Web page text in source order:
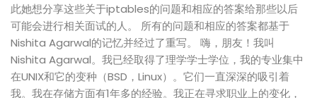
此她想分享这些关于iptables的问题和相应的答案给那些以后
可能会进行相关面试的人。 所有的问题和相应的答案都基于
Nishita Agarwal的记忆并经过了重写。 嗨，朋友！我叫
Nishita Agarwal。我已经取得了理学学士学位，我的专业集中
在UNIX和它的变种（BSD，Linux）。它们一直深深的吸引着
我。我在存储方面有1年多的经验。我正在寻求职业上的变化，